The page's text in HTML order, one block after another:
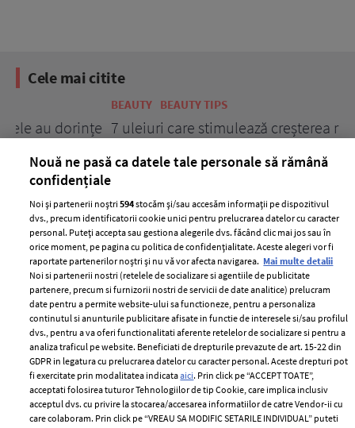
Cele mai citite
BEAUTY TIPS
7 uleiuri care stimulează creșterea rapidă a
ELLE Style Awards
2024
Despre ELLE
Romania
Contact
Abonamente
Termeni si conditii
Politica de
confidențialitate
Politica de cookies
Publicitate
Nouă ne pasă ca datele tale personale să rămână
confidențiale
Noi și partenerii noștri594stocăm și/sau accesăm informații pe dispozitivul
dvs., precum identificatorii cookie unici pentru prelucrarea datelor cu caracter
personal. Puteți accepta sau gestiona alegerile dvs. făcând clic mai jos sau în
orice moment, pe pagina cu politica de confidențialitate. Aceste alegeri vor fi
raportate partenerilor noștri și nu vă vor afecta navigarea. Mai multe detalii
Noi si partenerii nostri (retelele de socializare si agentiile de publicitate
partenere, precum si furnizorii nostri de servicii de date analitice) prelucram
date pentru a permite website-ului sa functioneze, pentru a personaliza
continutul si anunturile publicitare afisate in functie de interesele si/sau profilul
dvs., pentru a va oferi functionalitati aferente retelelor de socializare si pentru a
analiza traficul pe website. Beneficiati de drepturile prevazute de art. 15-22 din
GDPR in legatura cu prelucrarea datelor cu caracter personal. Aceste drepturi pot
fi exercitate prin modalitatea indicataaici. Prin click pe “ACCEPT TOATE”,
acceptati folosirea tuturor Tehnologiilor de tip Cookie, care implica inclusiv
acceptul dvs. cu privire la stocarea/accesarea informatiilor de catre Vendor-ii cu
care colaboram. Prin click pe “VREAU SA MODIFIC SETARILE INDIVIDUAL” puteti